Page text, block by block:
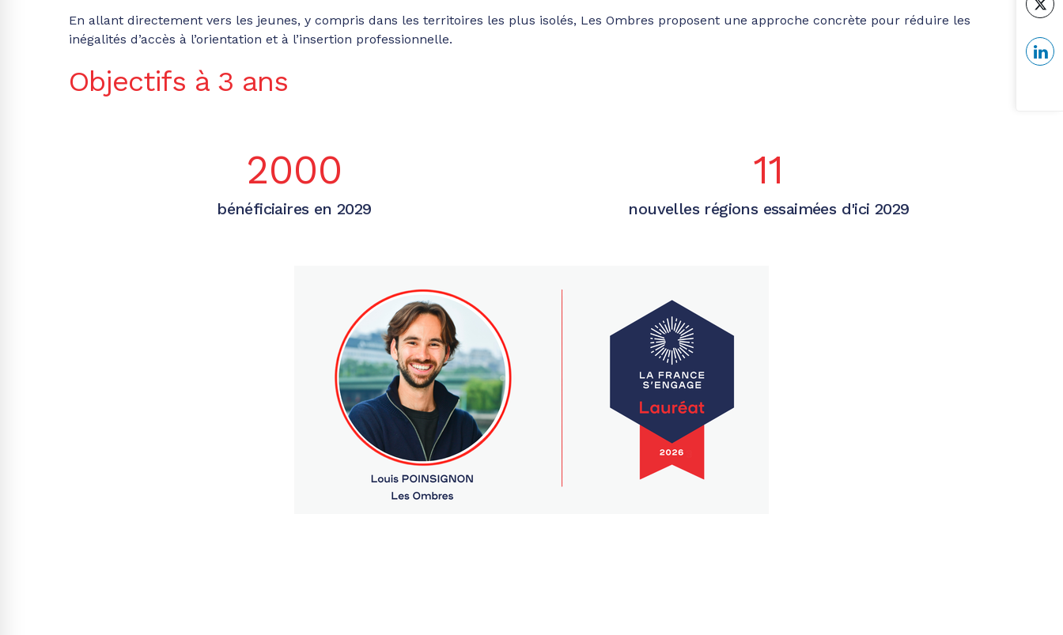
En allant directement vers les jeunes, y compris dans les territoires les plus isolés, Les Ombres proposent une approche concrète pour réduire les
inégalités d’accès à l’orientation et à l’insertion professionnelle.
Objectifs à 3 ans
2000
bénéficiaires en 2029
11
nouvelles régions essaimées d'ici 2029